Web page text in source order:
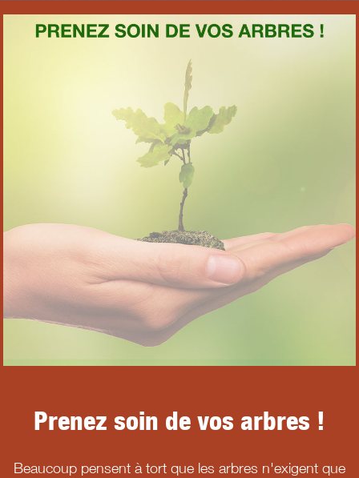
Prenez soin de vos arbres !
Beaucoup pensent à tort que les arbres n'exigent que